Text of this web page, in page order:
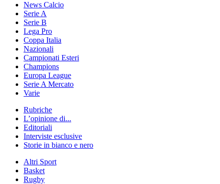
News Calcio
Serie A
Serie B
Lega Pro
Coppa Italia
Nazionali
Campionati Esteri
Champions
Europa League
Serie A Mercato
Varie
Rubriche
L’opinione di...
Editoriali
Interviste esclusive
Storie in bianco e nero
Altri Sport
Basket
Rugby